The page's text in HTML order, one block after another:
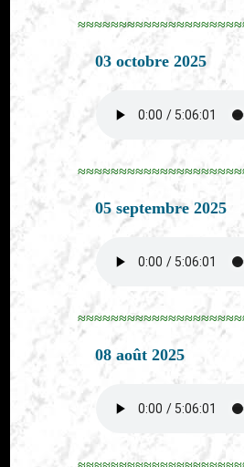
03 octobre 2025
05 septembre 2025
08 août 2025